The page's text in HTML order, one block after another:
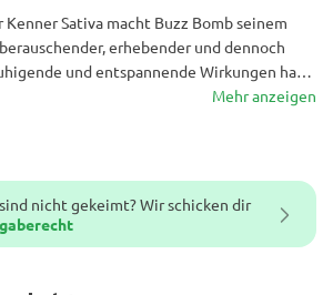
nicht gekeimt? Wir schicken dir
Sativa macht Buzz Bomb seinem
erhebender und dennoch
und entspannende Wirkungen hat,
des Körpers und die Lethargie, die bei
„medizinischer Wirkung“ auftreten können.
Mehr anzeigen